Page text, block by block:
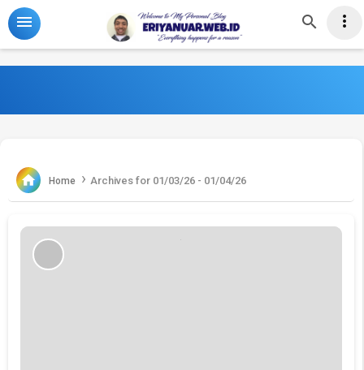
-->
  
 Home › Archives for 01/03/26 - 01/04/26